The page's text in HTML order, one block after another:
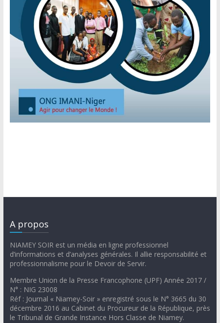
A propos
NIAMEY SOIR est un média en ligne professionnel
d’informations et d’analyses générales. Il allie responsabilité et
professionnalisme pour le Devoir de Servir.
Membre Union de la Presse Francophone (UPF) Année 2017 /
N° : NIG 23008
Réf : Journal « Niamey-Soir » enregistré sous le N° 3665 du 30
décembre 2016 au Cabinet du Procureur de la République, près
le Tribunal de Grande Instance Hors Classe de Niamey.